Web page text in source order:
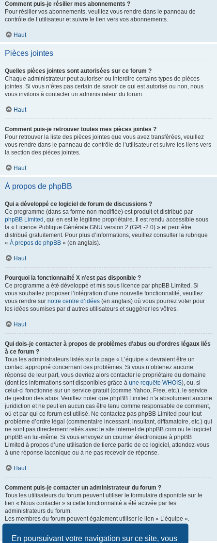
En poursuivant votre navigation sur ce site, vous
Comment puis-je résilier mes abonnements ?
Pour résilier vos abonnements, veuillez vous rendre dans le panneau de
contrôle de l’utilisateur et suivre le lien vers vos abonnements.
Haut
Pièces jointes
Quelles pièces jointes sont autorisées sur ce forum ?
Chaque administrateur peut autoriser ou interdire certains types de pièces
jointes. Si vous n’êtes pas certain de savoir ce qui est autorisé ou non, nous
vous invitons à contacter un administrateur du forum.
Haut
Comment puis-je retrouver toutes mes pièces jointes ?
Pour retrouver la liste des pièces jointes que vous avez transférées, veuillez
vous rendre dans le panneau de contrôle de l’utilisateur et suivre les liens vers
la section des pièces jointes.
Haut
À propos de phpBB
Qui a développé ce logiciel de forum de discussions ?
Ce programme (dans sa forme non modifiée) est produit et distribué par
phpBB Limited , qui en est le légitime propriétaire. Il est rendu accessible sous
la « Licence Publique Générale GNU version 2 (GPL-2.0) » et peut être
distribué gratuitement. Pour plus d’informations, veuillez consulter la rubrique
« À propos de phpBB » (en anglais).
Haut
Pourquoi la fonctionnalité X n’est pas disponible ?
Ce programme a été développé et mis sous licence par phpBB Limited. Si
vous souhaitez proposer l’intégration d’une nouvelle fonctionnalité, veuillez
vous rendre sur notre centre d’idées (en anglais) où vous pourrez voter pour
les idées soumises par d’autres utilisateurs et suggérer les vôtres.
Haut
Qui dois-je contacter à propos de problèmes d’abus ou d’ordres légaux liés
à ce forum ?
Tous les administrateurs listés sur la page « L’équipe » devraient être un
contact approprié concernant ces problèmes. Si vous n’obtenez aucune
réponse de leur part, vous devriez alors contacter le propriétaire du domaine
(dont les informations sont disponibles grâce à une requête WHOIS), ou, si
celui-ci fonctionne sur un service gratuit (comme Yahoo, Free, etc.), le service
de gestion des abus. Veuillez noter que phpBB Limited n’a absolument aucune
juridiction et ne peut en aucun cas être tenu comme responsable de comment,
où et par qui ce forum est utilisé. Ne contactez pas phpBB Limited pour tout
problème d’ordre légal (commentaire incessant, insultant, diffamatoire, etc.) qui
ne sont pas directement reliés avec le site internet de phpBB.com ou le logiciel
phpBB en lui-même. Si vous envoyez un courrier électronique à phpBB
Limited à propos d’une utilisation de tierce partie de ce logiciel, attendez-vous
à une réponse laconique ou à ne pas recevoir de réponse.
Haut
Comment puis-je contacter un administrateur du forum ?
Tous les utilisateurs du forum peuvent utiliser le formulaire disponible sur le
lien « Nous contacter » si cette fonctionnalité a été activée par les
administrateurs du forum.
Les membres du forum peuvent également utiliser le lien « L’équipe ».
Haut